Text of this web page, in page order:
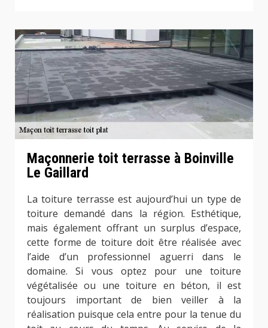
Maçonnerie toit terrasse à Boinville
Le Gaillard
La toiture terrasse est aujourd’hui un type de
toiture demandé dans la région. Esthétique,
mais également offrant un surplus d’espace,
cette forme de toiture doit être réalisée avec
l’aide d’un professionnel aguerri dans le
domaine. Si vous optez pour une toiture
végétalisée ou une toiture en béton, il est
toujours important de bien veiller à la
réalisation puisque cela entre pour la tenue du